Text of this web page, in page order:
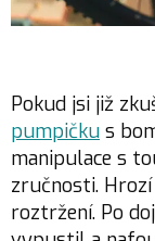
Pokud jsi již
pumpičku s
manipulace s
zručnosti.
roztržení. Po